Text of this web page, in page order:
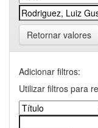
Retornar valores
Adicionar filtros:
Utilizar filtros para